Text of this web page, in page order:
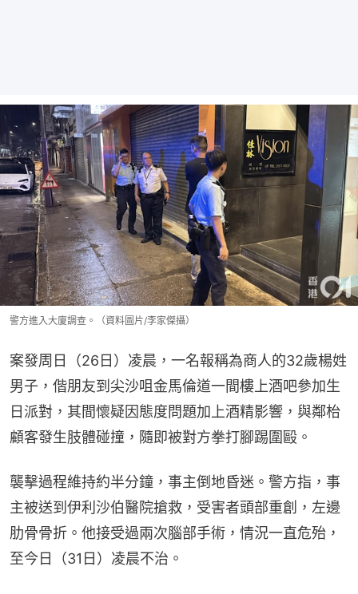
警方進入大廈調查。（資料圖片/李家傑攝）
案發周日（26日）凌晨，一名報稱為商人的32歲楊姓
男子，偕朋友到尖沙咀金馬倫道一間樓上酒吧參加生
日派對，其間懷疑因態度問題加上酒精影響，與鄰枱
顧客發生肢體碰撞，隨即被對方拳打腳踢圍毆。
襲擊過程維持約半分鐘，事主倒地昏迷。警方指，事
主被送到伊利沙伯醫院搶救，受害者頭部重創，左邊
肋骨骨折。他接受過兩次腦部手術，情況一直危殆，
至今日（31日）凌晨不治。